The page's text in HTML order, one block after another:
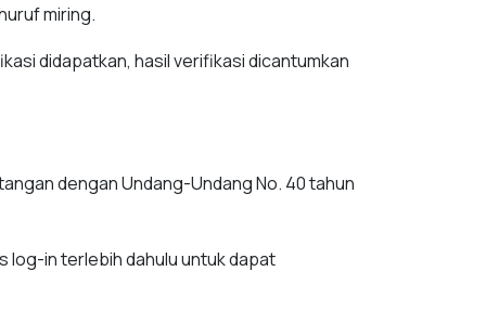
miring.
didapatkan, hasil verifikasi dicantumkan
dengan Undang-Undang No. 40 tahun
log-in terlebih dahulu untuk dapat